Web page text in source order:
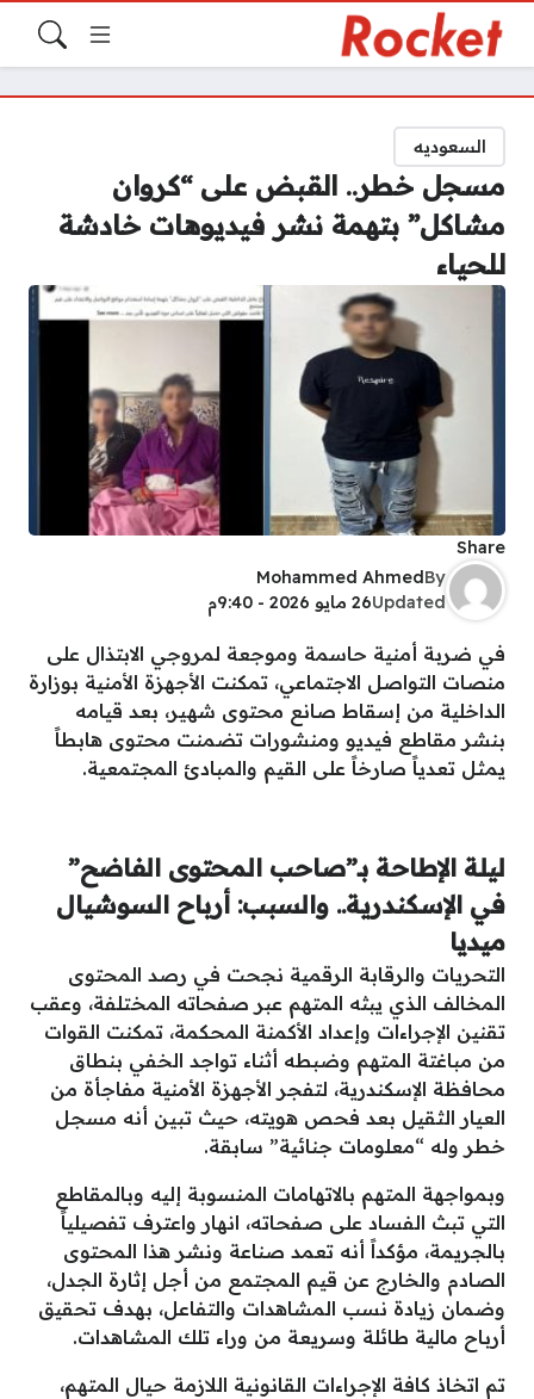
السعوديه
مسجل خطر.. القبض على “كروان
مشاكل” بتهمة نشر فيديوهات خادشة
للحياء
Share
By
Mohammed Ahmed
Updated26 مايو 2026 - 9:40م
في ضربة أمنية حاسمة وموجعة لمروجي الابتذال على
منصات التواصل الاجتماعي، تمكنت الأجهزة الأمنية بوزارة
الداخلية من إسقاط صانع محتوى شهير، بعد قيامه
بنشر مقاطع فيديو ومنشورات تضمنت محتوى هابطاً
يمثل تعدياً صارخاً على القيم والمبادئ المجتمعية.
ليلة الإطاحة بـ”صاحب المحتوى الفاضح”
في الإسكندرية.. والسبب: أرباح السوشيال
ميديا
التحريات والرقابة الرقمية نجحت في رصد المحتوى
المخالف الذي يبثه المتهم عبر صفحاته المختلفة، وعقب
تقنين الإجراءات وإعداد الأكمنة المحكمة، تمكنت القوات
من مباغتة المتهم وضبطه أثناء تواجد الخفي بنطاق
محافظة الإسكندرية، لتفجر الأجهزة الأمنية مفاجأة من
العيار الثقيل بعد فحص هويته، حيث تبين أنه مسجل
خطر وله “معلومات جنائية” سابقة.
وبمواجهة المتهم بالاتهامات المنسوبة إليه وبالمقاطع
التي تبث الفساد على صفحاته، انهار واعترف تفصيلياً
بالجريمة، مؤكداً أنه تعمد صناعة ونشر هذا المحتوى
الصادم والخارج عن قيم المجتمع من أجل إثارة الجدل،
وضمان زيادة نسب المشاهدات والتفاعل، بهدف تحقيق
أرباح مالية طائلة وسريعة من وراء تلك المشاهدات.
تم اتخاذ كافة الإجراءات القانونية اللازمة حيال المتهم،